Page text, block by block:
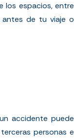
los espacios, entre
antes de tu viaje o
accidente puede
personas e